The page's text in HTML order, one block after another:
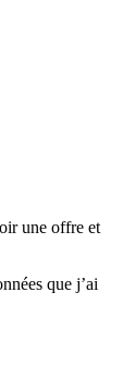
une offre et
que j’ai